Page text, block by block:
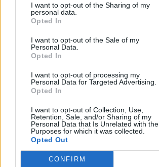
I want to opt-out of the Sharing of my
personal data.
Opted In
I want to opt-out of the Sale of my
Personal Data.
Opted In
I want to opt-out of processing my
Personal Data for Targeted Advertising.
Opted In
I want to opt-out of Collection, Use,
Retention, Sale, and/or Sharing of my
Personal Data that Is Unrelated with the
Purposes for which it was collected.
Opted Out
CONFIRM